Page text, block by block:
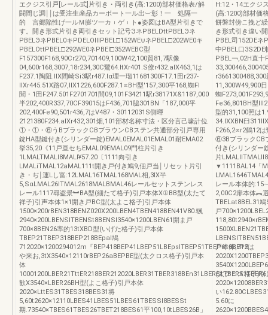
エクジス引戸[レール式]片引き・両引き(高:1200)部材価格表/解
闘間じ調￨￨は受注生産品カーボート一ル出︺彰！一 処隔一
的 言郷陥性げ一ルＭ膨ツ一カ︲ゲ︲ト●姿図はBA型片引きで
す。開き形式片引き両引きセット記号ЭネPBELDttPBELЭネ
PBELЭネPBEL0キPDELOⅢPBEL□152WE∪ネPBEL□202WE0キ
PBELOttPBEL□292WE0ネPBEl□352WEBC型
F157300F168,90Cr270,701409,100W42,100貿81,7駅像
04,600r168,3007,18r234,30C鷺64.ltXr401.S僚r432.alX463,1は
F237.1陶阻.llX間崎Si3駅r487.lα理一瑠11681300F17.1田r237‐
llXr445.51X路07,llX1226,600F287.1∝BH型'157,300平168,蜘Fl
聞・1田F247.501F2701701間09,101F34211駅r38171X&1187,000
半202,400R337,70CF39015はF436,701脇301BN「187,000平
202,400Fe90,501r436,7はV487・30112031S側暉
2121380F234.alXr432,301畑,101部材名称寸法・区分言己壕計位
①・①・⑥うBブラックCBブラウンCBステン共通部分引戸専用
錠HA型鍵付き(シリンダー錠)EMAL0EMAL01EMAL01耐EMA02
挙35,20《11戸亘セちEMAL09EMAL09門柱片引き
1LMALTMALl8MALl¥57.20〔1111向引き
LMALiTMAL12aMAL111t開き戸付き鳩9,佃戸当￨リセット片引
き・ぢ￨運Lし富:12LMAL16TMAL168MAL相,3Ⅸ半
5,SαLMAL26ITMAL2618MALBMAL46レールセットステンレス
レール1117尋盗景︼BA型(細たて格子)引戸本体X①BB型(太たて
祥子)引声本体1×1開き戸BC型(太よこ格子)引戸本体
1500×200rBEN318BENZ020X200LBEN4TBEN418BEN41V80.颯
2940×200LBENSlTBENSt8BENSl3540×1200LBEN61開ま戸
700×8BEN26率的13tXBD型(いげた格子)引戸本体
TBEP21TBEP318BEP218BEpal鳩
712020×1200294012m『BEP418BEP41LBEP51LBEpslTBEP51TBEP618BEP5
や来お,3tX3540×12110rBEP26aBEPBE型(太クロス格子)引戸本
体
歓X3540×LBER26BH型(よこ格子)引戸本体
2020×LttES31TBES318BES31将
5,60t2620×12110LBES41LBES51LBES61TBESSl8BESSt
期.73540×TBES61TBES26TBET218BES61平100,10tLBES26B」
H:12・14エクジ
(高:1200)部材価
餅磐封傍こ挽ど
き形式引き違い
PBEL司152DEネ
中PBEL口3S2DE
PBEL￢,02H直
11,300W49,900
蜘
Fe36,801BH型
型的31,100照は
34.lXXBN臼
F266,2∝r2鶴12
⑥3BブラックCB
付き(シリンダー
片
▼1111BAL14「
レール本体的
2,00C2扉本体︻
TBELat8BEL31
戸
戸本体,712は
(太クロス格子)引
い
5.60に